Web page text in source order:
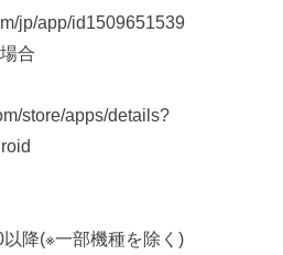
jp/app/id1509651539
合
store/apps/details?
降(※一部機種を除く)